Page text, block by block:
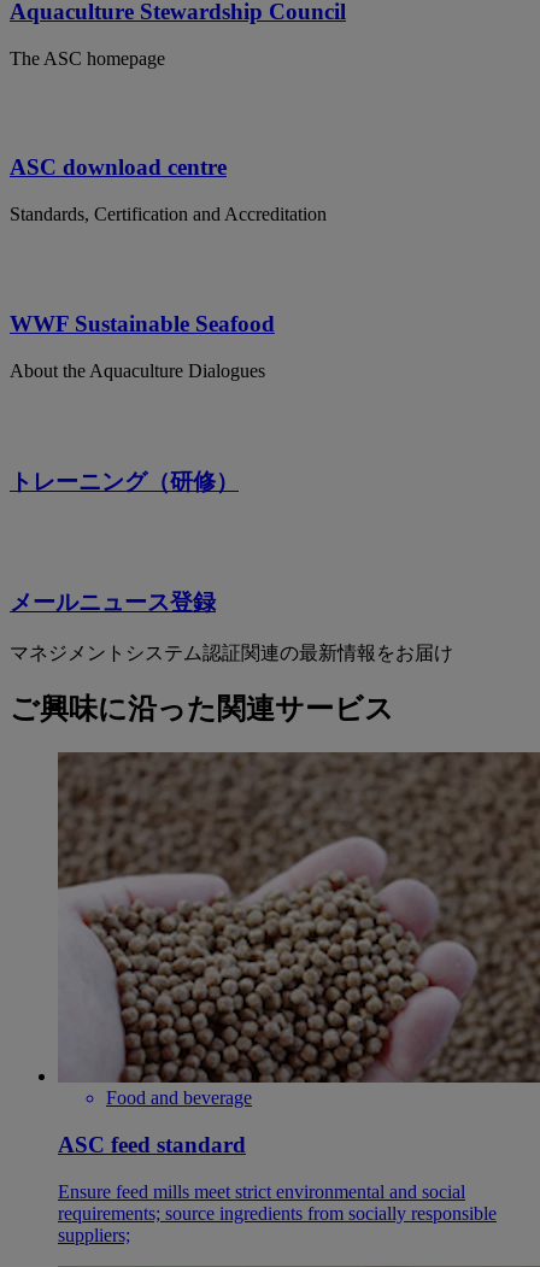
Aquaculture Stewardship Council
The ASC homepage
ASC download centre
Standards, Certification and Accreditation
WWF Sustainable Seafood
About the Aquaculture Dialogues
トレーニング（研修）
メールニュース登録
マネジメントシステム認証関連の最新情報をお届け
ご興味に沿った関連サービス
Food and beverage
ASC feed standard
Ensure feed mills meet strict environmental and social
requirements; source ingredients from socially responsible
suppliers;